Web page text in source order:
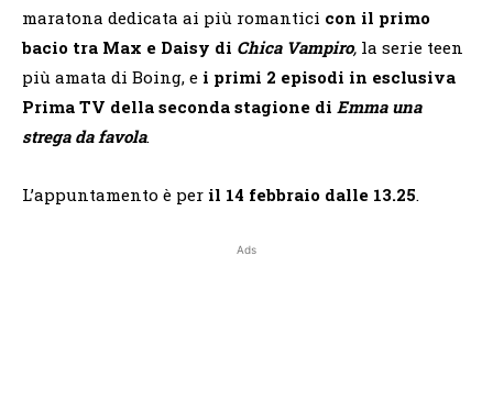
maratona dedicata ai più romantici con il primo
bacio tra Max e Daisy di Chica Vampiro, la serie teen
più amata di Boing, e i primi 2 episodi in esclusiva
Prima TV della seconda stagione di Emma una
strega da favola.
L’appuntamento è per il 14 febbraio dalle 13.25.
Ads